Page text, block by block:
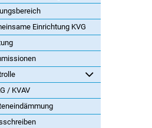
Einrichtung KVG
/ KVAV